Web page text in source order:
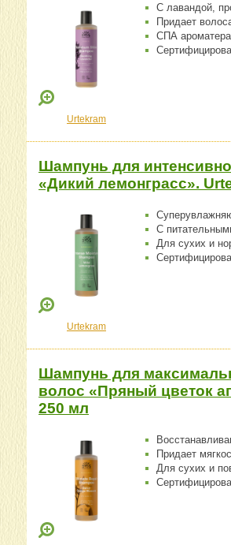
С лавандой,
Придает
СПА
Urtekram
Шампунь для
«Дикий лемонграсс».
С
Для сухих и
Urtekram
Шампунь для
волос «Пряный цветок
250 мл
Придает
Для сухих и